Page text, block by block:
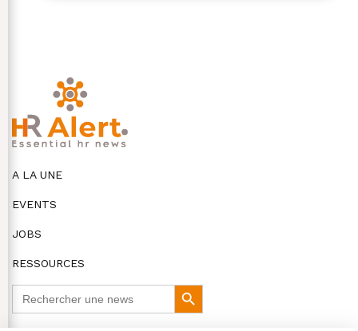
A LA UNE
EVENTS
JOBS
RESSOURCES
Search
Button